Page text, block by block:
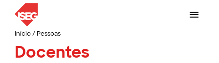
Início/ Pessoas
Docentes